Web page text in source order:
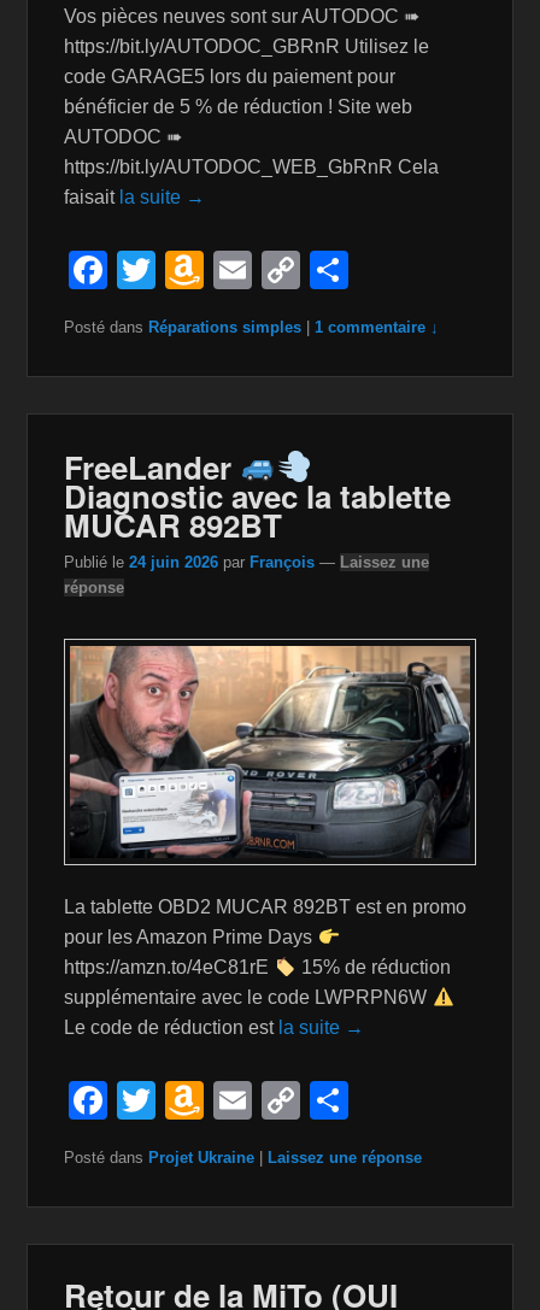
Vos pièces neuves sont sur AUTODOC ➠
https://bit.ly/AUTODOC_GBRnR Utilisez le
code GARAGE5 lors du paiement pour
bénéficier de 5 % de réduction ! Site web
AUTODOC ➠
https://bit.ly/AUTODOC_WEB_GbRnR Cela
faisait la suite →
F
a
c
e
b
o
o
k
T
wi
tt
er
A
m
a
z
o
n
W
is
h
st
E
m
ail
C
o
p
y
Li
n
k
ta
g
er
Posté dans Réparations simples |1 commentaire ↓
FreeLander
Diagnostic avec la tablette
MUCAR 892BT
Publié le24 juin 2026 par François — Laissez une
réponse
La tablette OBD2 MUCAR 892BT est en promo
pour les Amazon Prime Days
https://amzn.to/4eC81rE
15% de réduction
supplémentaire avec le code LWPRPN6W
Le code de réduction est la suite →
F
a
c
e
b
o
T
wi
tt
er
A
m
a
z
o
n
E
m
ail
C
p
y
Li
n
ar
ta
g
er
Posté dans Projet Ukraine Laissez une réponse
Retour de la MiTo (OUI